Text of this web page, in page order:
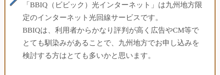
「BBIQ（ビビック）光インターネット」は九州地方限
定のインターネット光回線サービスです。
BBIQは、利用者からかなり評判が高く広告やCM等で
とても馴染みがあることで、九州地方でお申し込みを
検討する方はとても多いかと思います。